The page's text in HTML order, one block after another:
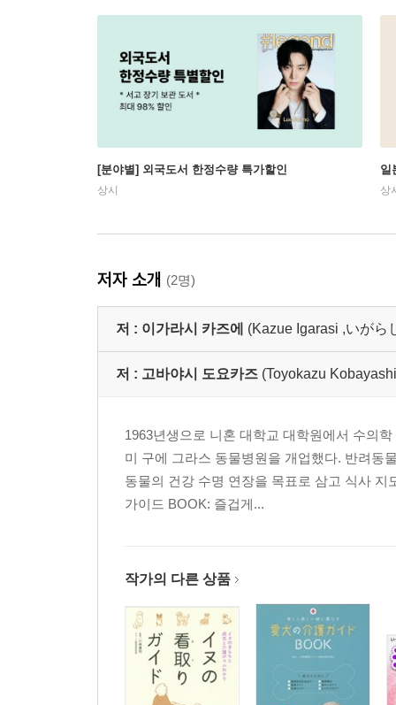
[분야별] 외국도서 한정수량 특가할인
상시
일
상
저자 소개 (2명)
저 : 이가라시 카즈에 (Kazue Igarasi ,いがら
저 : 고바야시 도요카즈 (Toyokazu
1963년생으로 니혼 대학교 대학원에서 수의
미 구에 그라스 동물병원을 개업했다. 반려동
동물의 건강 수명 연장을 목표로 삼고 식사
가이드 BOOK: 즐겁게...
작가의 다른 상품